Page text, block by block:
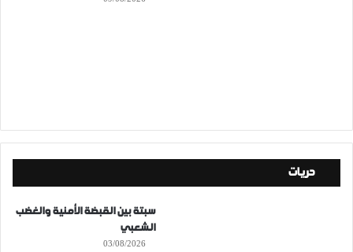
حريات
سبتة بين القبضة الأمنية والغضب
الشعبي
03/08/2026